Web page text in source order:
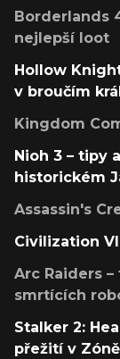
Borderlands
nejlepší loot
Hollow
v broučím
Kingdom
Nioh 3 – tipy
historickém
Assassin's
Civilization
Arc Raiders
smrtících
Stalker 2:
přežití v Zóně